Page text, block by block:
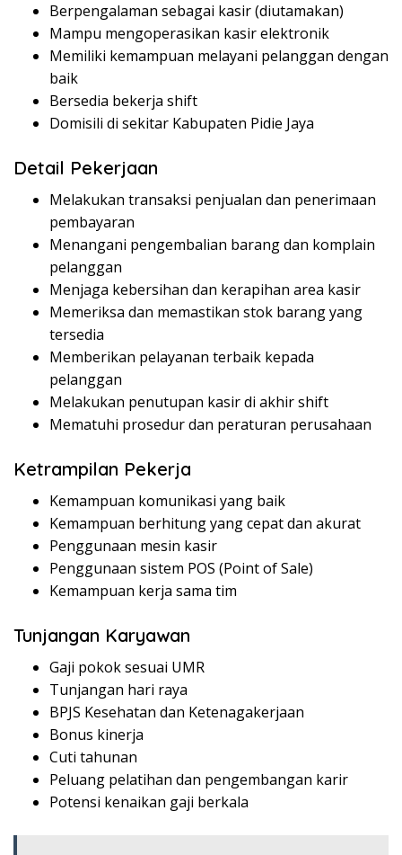
Berpengalaman sebagai kasir (diutamakan)
Mampu mengoperasikan kasir elektronik
Memiliki kemampuan melayani pelanggan dengan
baik
Bersedia bekerja shift
Domisili di sekitar Kabupaten Pidie Jaya
Detail Pekerjaan
Melakukan transaksi penjualan dan penerimaan
pembayaran
Menangani pengembalian barang dan komplain
pelanggan
Menjaga kebersihan dan kerapihan area kasir
Memeriksa dan memastikan stok barang yang
tersedia
Memberikan pelayanan terbaik kepada
pelanggan
Melakukan penutupan kasir di akhir shift
Mematuhi prosedur dan peraturan perusahaan
Ketrampilan Pekerja
Kemampuan komunikasi yang baik
Kemampuan berhitung yang cepat dan akurat
Penggunaan mesin kasir
Penggunaan sistem POS (Point of Sale)
Kemampuan kerja sama tim
Tunjangan Karyawan
Gaji pokok sesuai UMR
Tunjangan hari raya
BPJS Kesehatan dan Ketenagakerjaan
Bonus kinerja
Cuti tahunan
Peluang pelatihan dan pengembangan karir
Potensi kenaikan gaji berkala